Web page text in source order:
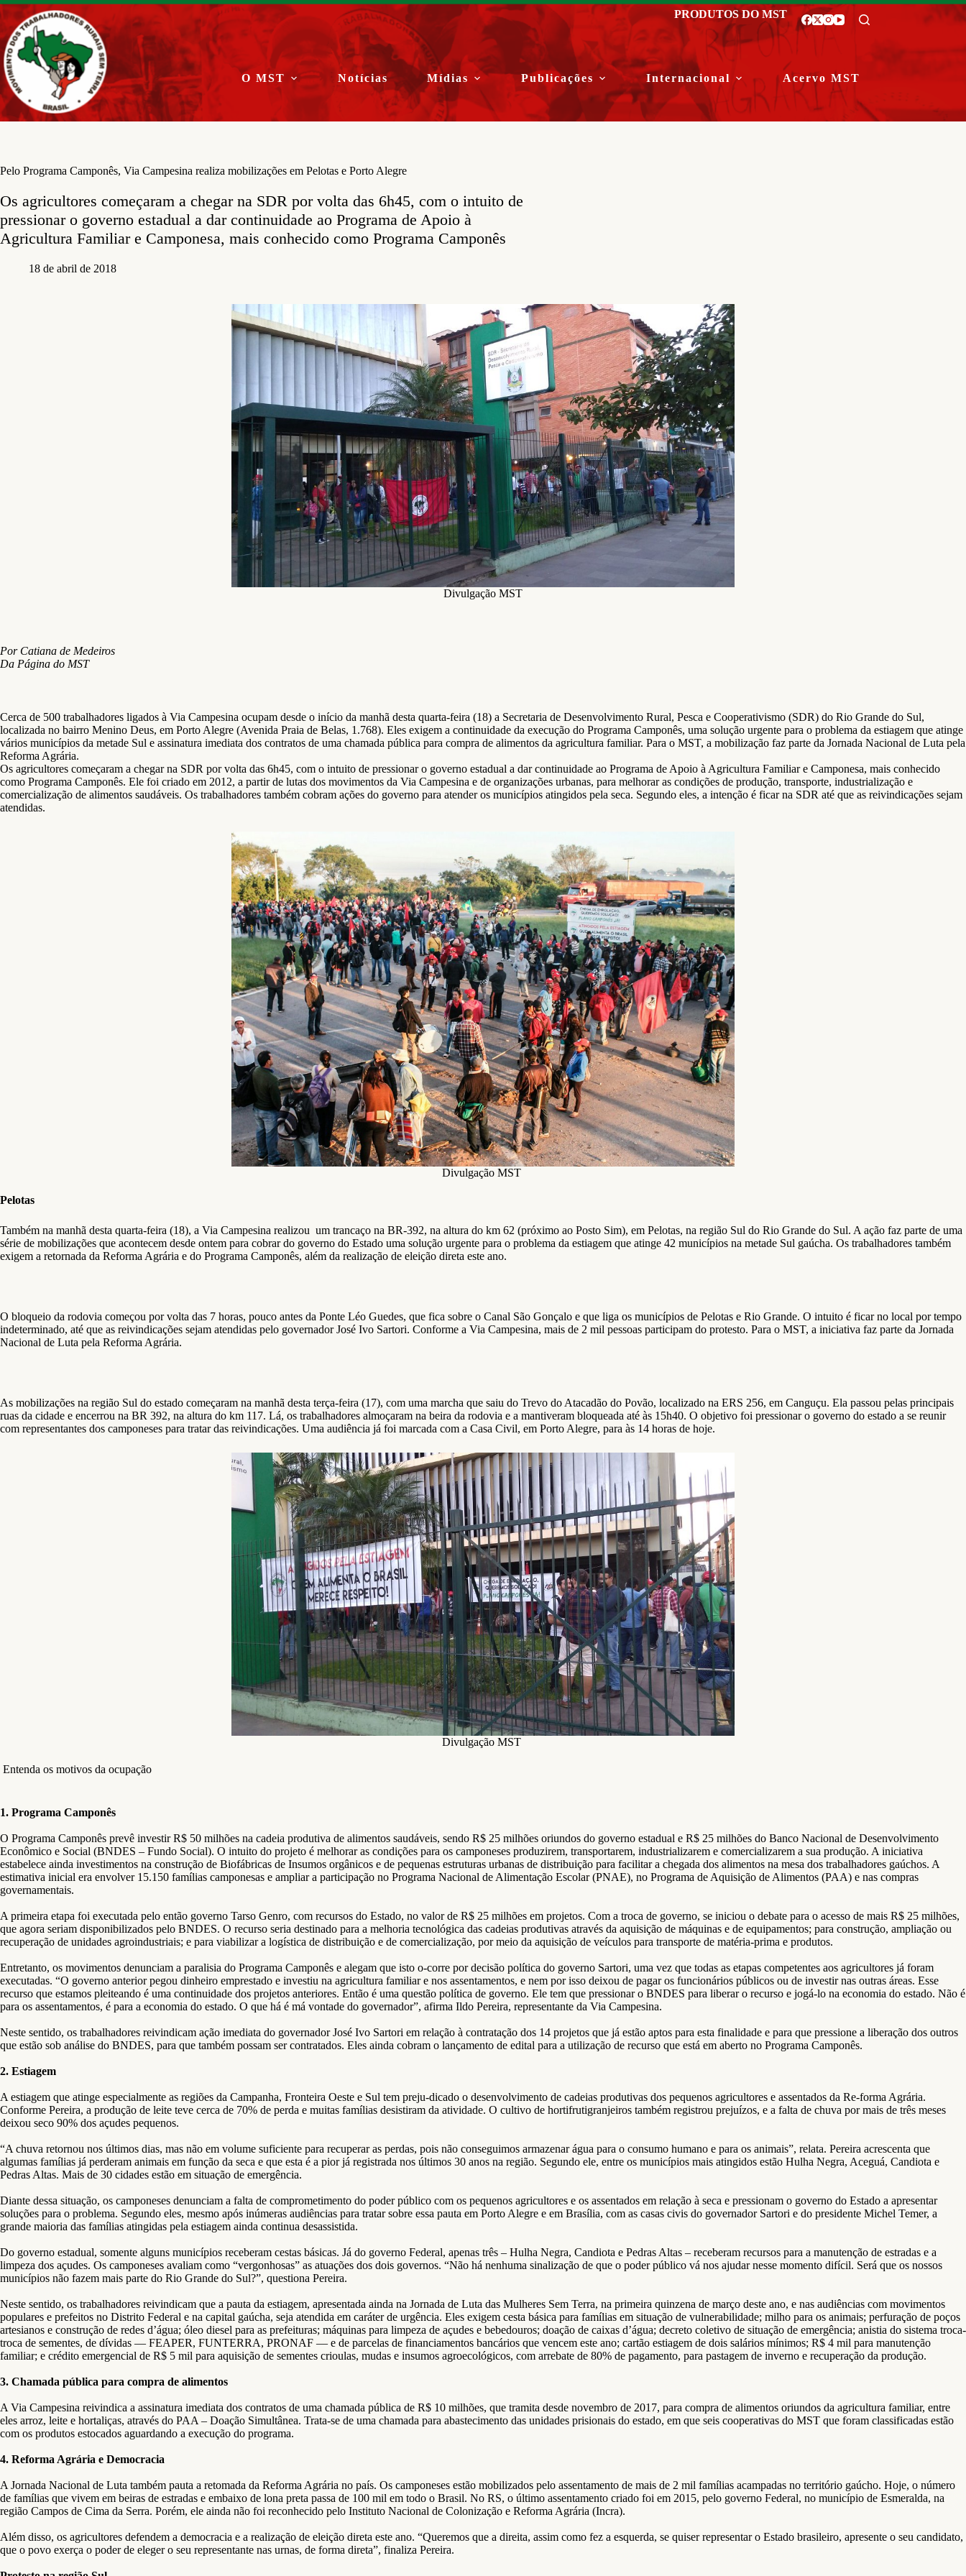
Pular
para
o
conteúdo
PRODUTOS DO MST
O MST Notícias Mídias Publicações Internacional Acervo MST
Pelo Programa Camponês, Via Campesina realiza mobilizações em Pelotas e Porto Alegre
Os agricultores começaram a chegar na SDR por volta das 6h45, com o intuito de
pressionar o governo estadual a dar continuidade ao Programa de Apoio à
Agricultura Familiar e Camponesa, mais conhecido como Programa Camponês
18 de abril de 2018
Divulgação MST
Por Catiana de Medeiros
Da Página do MST
Cerca de 500 trabalhadores ligados à Via Campesina ocupam desde o início da manhã desta quarta-feira (18) a Secretaria de Desenvolvimento Rural, Pesca e Cooperativismo (SDR) do Rio Grande do Sul,
localizada no bairro Menino Deus, em Porto Alegre (Avenida Praia de Belas, 1.768). Eles exigem a continuidade da execução do Programa Camponês, uma solução urgente para o problema da estiagem que atinge
vários municípios da metade Sul e assinatura imediata dos contratos de uma chamada pública para compra de alimentos da agricultura familiar. Para o MST, a mobilização faz parte da Jornada Nacional de Luta pela
Reforma Agrária.
Os agricultores começaram a chegar na SDR por volta das 6h45, com o intuito de pressionar o governo estadual a dar continuidade ao Programa de Apoio à Agricultura Familiar e Camponesa, mais conhecido
como Programa Camponês. Ele foi criado em 2012, a partir de lutas dos movimentos da Via Campesina e de organizações urbanas, para melhorar as condições de produção, transporte, industrialização e
comercialização de alimentos saudáveis. Os trabalhadores também cobram ações do governo para atender os municípios atingidos pela seca. Segundo eles, a intenção é ficar na SDR até que as reivindicações sejam
atendidas.
Divulgação MST
Pelotas
Também na manhã desta quarta-feira (18), a Via Campesina realizou um trancaço na BR-392, na altura do km 62 (próximo ao Posto Sim), em Pelotas, na região Sul do Rio Grande do Sul. A ação faz parte de uma
série de mobilizações que acontecem desde ontem para cobrar do governo do Estado uma solução urgente para o problema da estiagem que atinge 42 municípios na metade Sul gaúcha. Os trabalhadores também
exigem a retornada da Reforma Agrária e do Programa Camponês, além da realização de eleição direta este ano.
O bloqueio da rodovia começou por volta das 7 horas, pouco antes da Ponte Léo Guedes, que fica sobre o Canal São Gonçalo e que liga os municípios de Pelotas e Rio Grande. O intuito é ficar no local por tempo
indeterminado, até que as reivindicações sejam atendidas pelo governador José Ivo Sartori. Conforme a Via Campesina, mais de 2 mil pessoas participam do protesto. Para o MST, a iniciativa faz parte da Jornada
Nacional de Luta pela Reforma Agrária.
As mobilizações na região Sul do estado começaram na manhã desta terça-feira (17), com uma marcha que saiu do Trevo do Atacadão do Povão, localizado na ERS 256, em Canguçu. Ela passou pelas principais
ruas da cidade e encerrou na BR 392, na altura do km 117. Lá, os trabalhadores almoçaram na beira da rodovia e a mantiveram bloqueada até às 15h40. O objetivo foi pressionar o governo do estado a se reunir
com representantes dos camponeses para tratar das reivindicações. Uma audiência já foi marcada com a Casa Civil, em Porto Alegre, para às 14 horas de hoje.
Divulgação MST
Entenda os motivos da ocupação
1. Programa Camponês
O Programa Camponês prevê investir R$ 50 milhões na cadeia produtiva de alimentos saudáveis, sendo R$ 25 milhões oriundos do governo estadual e R$ 25 milhões do Banco Nacional de Desenvolvimento
Econômico e Social (BNDES – Fundo Social). O intuito do projeto é melhorar as condições para os camponeses produzirem, transportarem, industrializarem e comercializarem a sua produção. A iniciativa
estabelece ainda investimentos na construção de Biofábricas de Insumos orgânicos e de pequenas estruturas urbanas de distribuição para facilitar a chegada dos alimentos na mesa dos trabalhadores gaúchos. A
estimativa inicial era envolver 15.150 famílias camponesas e ampliar a participação no Programa Nacional de Alimentação Escolar (PNAE), no Programa de Aquisição de Alimentos (PAA) e nas compras
governamentais.
A primeira etapa foi executada pelo então governo Tarso Genro, com recursos do Estado, no valor de R$ 25 milhões em projetos. Com a troca de governo, se iniciou o debate para o acesso de mais R$ 25 milhões,
que agora seriam disponibilizados pelo BNDES. O recurso seria destinado para a melhoria tecnológica das cadeias produtivas através da aquisição de máquinas e de equipamentos; para construção, ampliação ou
recuperação de unidades agroindustriais; e para viabilizar a logística de distribuição e de comercialização, por meio da aquisição de veículos para transporte de matéria-prima e produtos.
Entretanto, os movimentos denunciam a paralisia do Programa Camponês e alegam que isto o-corre por decisão política do governo Sartori, uma vez que todas as etapas competentes aos agricultores já foram
executadas. “O governo anterior pegou dinheiro emprestado e investiu na agricultura familiar e nos assentamentos, e nem por isso deixou de pagar os funcionários públicos ou de investir nas outras áreas. Esse
recurso que estamos pleiteando é uma continuidade dos projetos anteriores. Então é uma questão política de governo. Ele tem que pressionar o BNDES para liberar o recurso e jogá-lo na economia do estado. Não é
para os assentamentos, é para a economia do estado. O que há é má vontade do governador”, afirma Ildo Pereira, representante da Via Campesina.
Neste sentido, os trabalhadores reivindicam ação imediata do governador José Ivo Sartori em relação à contratação dos 14 projetos que já estão aptos para esta finalidade e para que pressione a liberação dos outros
que estão sob análise do BNDES, para que também possam ser contratados. Eles ainda cobram o lançamento de edital para a utilização de recurso que está em aberto no Programa Camponês.
2. Estiagem
A estiagem que atinge especialmente as regiões da Campanha, Fronteira Oeste e Sul tem preju-dicado o desenvolvimento de cadeias produtivas dos pequenos agricultores e assentados da Re-forma Agrária.
Conforme Pereira, a produção de leite teve cerca de 70% de perda e muitas famílias desistiram da atividade. O cultivo de hortifrutigranjeiros também registrou prejuízos, e a falta de chuva por mais de três meses
deixou seco 90% dos açudes pequenos.
“A chuva retornou nos últimos dias, mas não em volume suficiente para recuperar as perdas, pois não conseguimos armazenar água para o consumo humano e para os animais”, relata. Pereira acrescenta que
algumas famílias já perderam animais em função da seca e que esta é a pior já registrada nos últimos 30 anos na região. Segundo ele, entre os municípios mais atingidos estão Hulha Negra, Aceguá, Candiota e
Pedras Altas. Mais de 30 cidades estão em situação de emergência.
Diante dessa situação, os camponeses denunciam a falta de comprometimento do poder público com os pequenos agricultores e os assentados em relação à seca e pressionam o governo do Estado a apresentar
soluções para o problema. Segundo eles, mesmo após inúmeras audiências para tratar sobre essa pauta em Porto Alegre e em Brasília, com as casas civis do governador Sartori e do presidente Michel Temer, a
grande maioria das famílias atingidas pela estiagem ainda continua desassistida.
Do governo estadual, somente alguns municípios receberam cestas básicas. Já do governo Federal, apenas três – Hulha Negra, Candiota e Pedras Altas – receberam recursos para a manutenção de estradas e a
limpeza dos açudes. Os camponeses avaliam como “vergonhosas” as atuações dos dois governos. “Não há nenhuma sinalização de que o poder público vá nos ajudar nesse momento difícil. Será que os nossos
municípios não fazem mais parte do Rio Grande do Sul?”, questiona Pereira.
Neste sentido, os trabalhadores reivindicam que a pauta da estiagem, apresentada ainda na Jornada de Luta das Mulheres Sem Terra, na primeira quinzena de março deste ano, e nas audiências com movimentos
populares e prefeitos no Distrito Federal e na capital gaúcha, seja atendida em caráter de urgência. Eles exigem cesta básica para famílias em situação de vulnerabilidade; milho para os animais; perfuração de poços
artesianos e construção de redes d’água; óleo diesel para as prefeituras; máquinas para limpeza de açudes e bebedouros; doação de caixas d’água; decreto coletivo de situação de emergência; anistia do sistema troca-
troca de sementes, de dívidas — FEAPER, FUNTERRA, PRONAF — e de parcelas de financiamentos bancários que vencem este ano; cartão estiagem de dois salários mínimos; R$ 4 mil para manutenção
familiar; e crédito emergencial de R$ 5 mil para aquisição de sementes crioulas, mudas e insumos agroecológicos, com arrebate de 80% de pagamento, para pastagem de inverno e recuperação da produção.
3. Chamada pública para compra de alimentos
A Via Campesina reivindica a assinatura imediata dos contratos de uma chamada pública de R$ 10 milhões, que tramita desde novembro de 2017, para compra de alimentos oriundos da agricultura familiar, entre
eles arroz, leite e hortaliças, através do PAA – Doação Simultânea. Trata-se de uma chamada para abastecimento das unidades prisionais do estado, em que seis cooperativas do MST que foram classificadas estão
com os produtos estocados aguardando a execução do programa.
4. Reforma Agrária e Democracia
A Jornada Nacional de Luta também pauta a retomada da Reforma Agrária no país. Os camponeses estão mobilizados pelo assentamento de mais de 2 mil famílias acampadas no território gaúcho. Hoje, o número
de famílias que vivem em beiras de estradas e embaixo de lona preta passa de 100 mil em todo o Brasil. No RS, o último assentamento criado foi em 2015, pelo governo Federal, no município de Esmeralda, na
região Campos de Cima da Serra. Porém, ele ainda não foi reconhecido pelo Instituto Nacional de Colonização e Reforma Agrária (Incra).
Além disso, os agricultores defendem a democracia e a realização de eleição direta este ano. “Queremos que a direita, assim como fez a esquerda, se quiser representar o Estado brasileiro, apresente o seu candidato,
que o povo exerça o poder de eleger o seu representante nas urnas, de forma direta”, finaliza Pereira.